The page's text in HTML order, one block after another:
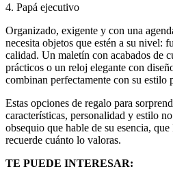
4. Papá ejecutivo
Organizado, exigente y con una
necesita objetos que estén a su nivel:
calidad. Un maletín con acabados de
prácticos o un reloj elegante con
combinan perfectamente con su estilo
Estas opciones de regalo para
características, personalidad y estilo
obsequio que hable de su esencia,
recuerde cuánto lo valoras.
TE PUEDE INTERESAR: